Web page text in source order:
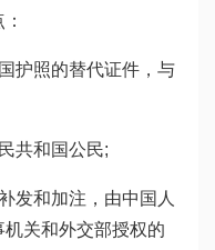
护照的替代证件，与
共和国公民;
发和加注，由中国人
关和外交部授权的